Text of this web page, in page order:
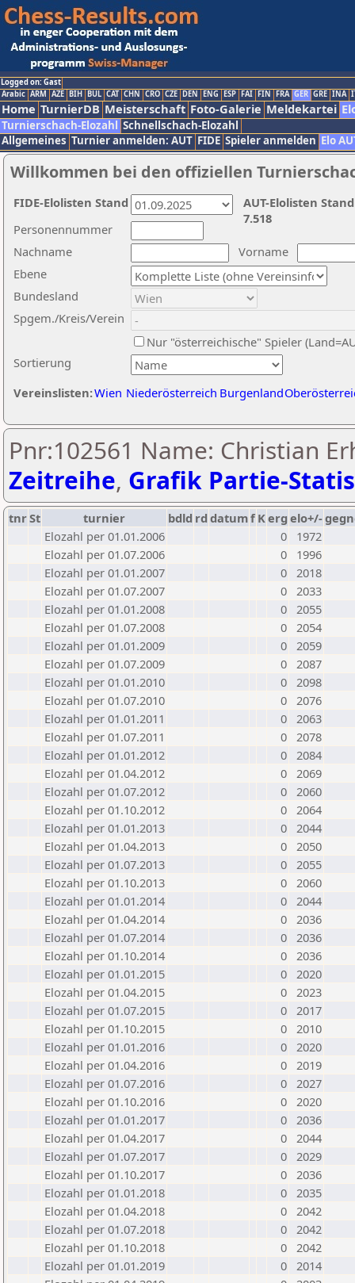
Logged on: Gast
Arabic ARM AZE BIH BUL CAT CHN CRO CZE DEN ENG ESP FAI FIN FRA GER GRE INA
Home TurnierDB Meisterschaft Foto-Galerie Meldekartei
Turnierschach-Elozahl Schnellschach-Elozahl
Allgemeines Turnier anmelden: AUT FIDE Spieler anmelden Elo
Willkommen bei den offiziellen
Nachname
Vorname
Ebene
Sortierung
Personennummer
Bundesland
Spgem./Kreis/Verein
Nur "österreichische" Spieler
Vereinslisten:Wien Niederösterreich Burgenland
AUT-Elolisten
7.518
FIDE-Elolisten Stand
Pnr:102561 Name: Christian
Zeitreihe, Grafik Partie-
tnrSt turnier bdld rd datumf Kerg elo+/-
Elozahl per 01.01.2006
0
1972
Elozahl per 01.07.2006
0
1996
Elozahl per 01.01.2007
0 2018
Elozahl per 01.07.2007
0 2033
Elozahl per 01.01.2008
0 2055
Elozahl per 01.07.2008
0 2054
Elozahl per 01.01.2009
0 2059
Elozahl per 01.07.2009
0 2087
Elozahl per 01.01.2010
0 2098
Elozahl per 01.07.2010
0 2076
Elozahl per 01.01.2011
0 2063
Elozahl per 01.07.2011
0 2078
Elozahl per 01.01.2012
0 2084
Elozahl per 01.04.2012
0 2069
Elozahl per 01.07.2012
0 2060
Elozahl per 01.10.2012
0 2064
Elozahl per 01.01.2013
0 2044
Elozahl per 01.04.2013
0 2050
Elozahl per 01.07.2013
0 2055
Elozahl per 01.10.2013
0 2060
Elozahl per 01.01.2014
0 2044
Elozahl per 01.04.2014
0 2036
Elozahl per 01.07.2014
0 2036
Elozahl per 01.10.2014
0 2036
Elozahl per 01.01.2015
0 2020
Elozahl per 01.04.2015
0 2023
Elozahl per 01.07.2015
0 2017
Elozahl per 01.10.2015
0 2010
Elozahl per 01.01.2016
0 2020
Elozahl per 01.04.2016
0 2019
Elozahl per 01.07.2016
0 2027
Elozahl per 01.10.2016
0 2020
Elozahl per 01.01.2017
0 2036
Elozahl per 01.04.2017
0 2044
Elozahl per 01.07.2017
0 2029
Elozahl per 01.10.2017
0 2036
Elozahl per 01.01.2018
0 2035
Elozahl per 01.04.2018
0 2042
Elozahl per 01.07.2018
0 2042
Elozahl per 01.10.2018
0 2042
Elozahl per 01.01.2019
0 2014